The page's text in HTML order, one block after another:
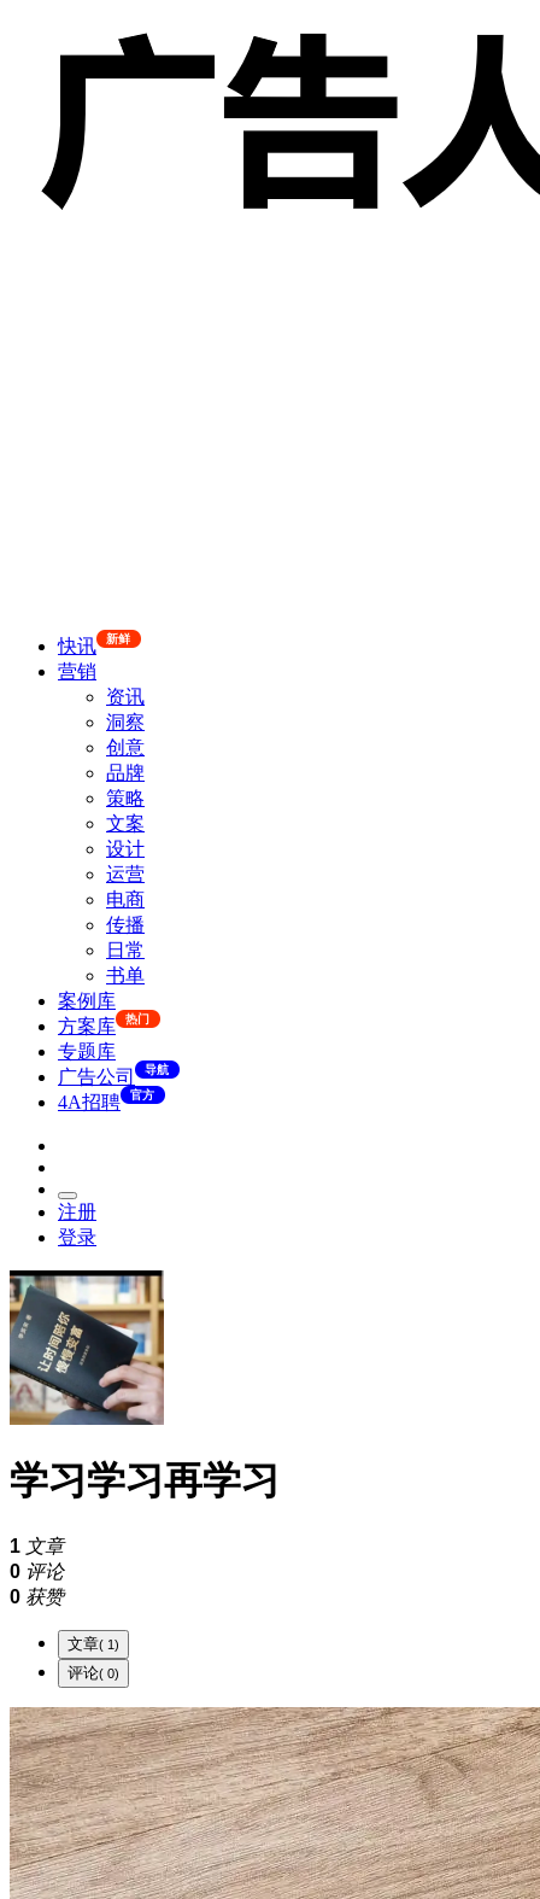
快讯 新鲜
营销
资讯
洞察
创意
品牌
策略
文案
设计
运营
电商
传播
日常
书单
案例库
方案库
热门
专题库
广告公司
导航
4A招聘 官方
注册
登录
学习学习再学习
1 文章
0 评论
0 获赞
文章 ( 1)
评论 ( 0)